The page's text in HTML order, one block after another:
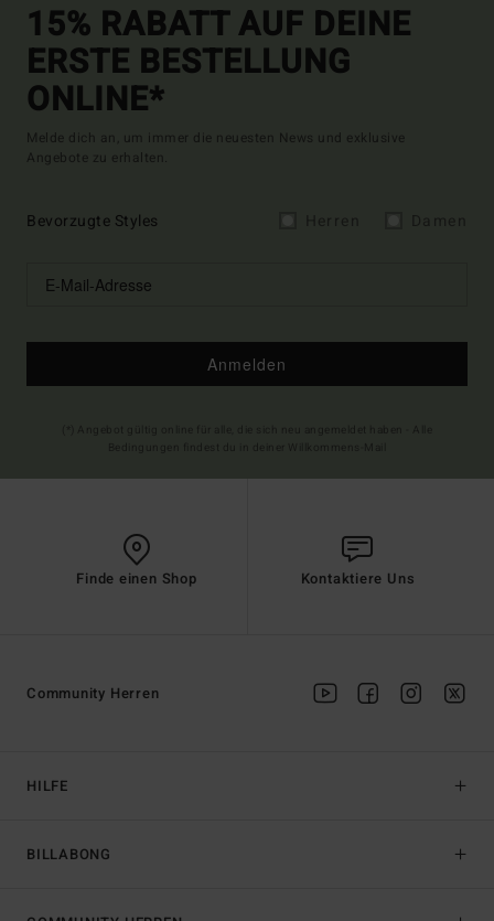
15% RABATT AUF DEINE
ERSTE BESTELLUNG
ONLINE*
Melde dich an, um immer die neuesten News und exklusive
Angebote zu erhalten.
Bevorzugte Styles
Anmelden
Finde einen Shop Kontaktiere Uns
HILFE
BILLABONG
Community Herren